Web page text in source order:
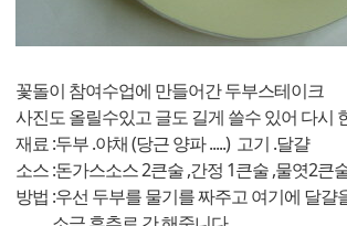
꽃돌이 참여수업에 만들어간 두부스테이크
사진도 올릴수있고 글도 길게 쓸수 있어 다시
재료 :두부 .야채 (당근 양파 .....) 고기 .달걀
소스 :돈가스소스 2큰술 ,간정 1큰술 ,물엿2큰
방법 :우선 두부를 물기를 짜주고 여기에 달걀